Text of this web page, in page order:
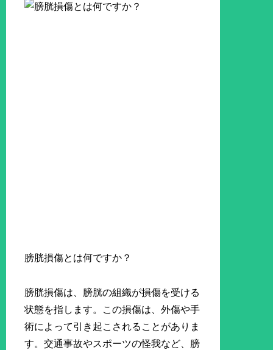
膀胱損傷とは何ですか？
膀胱損傷は、膀胱の組織が損傷を受ける
状態を指します。この損傷は、外傷や手
術によって引き起こされることがありま
す。交通事故やスポーツの怪我など、膀